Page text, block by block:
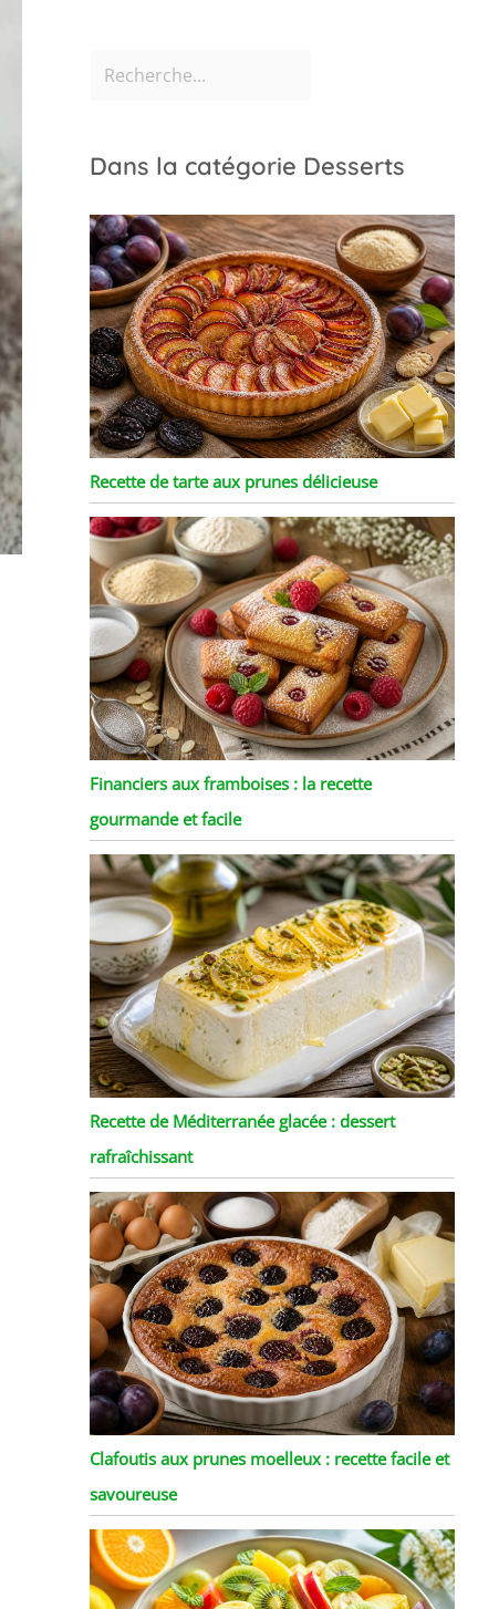
Dans la catégorie Desserts
Recette de tarte aux prunes délicieuse
Financiers aux framboises : la recette
gourmande et facile
Recette de Méditerranée glacée : dessert
rafraîchissant
Clafoutis aux prunes moelleux : recette facile et
savoureuse